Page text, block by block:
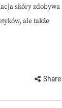
skóry zdobywa
ale także
Share